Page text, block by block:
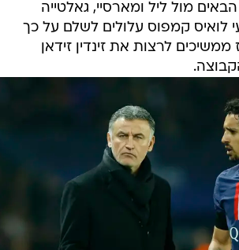
מול ליל ומארסיי, גאלטייה
לואיס קמפוס עלולים לשלם על כך
לרצות את זינדין זידאן